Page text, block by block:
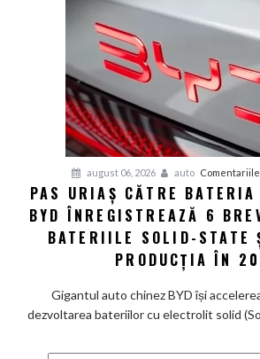
august 06, 2026 auto
PAS URIAȘ CĂTRE
BYD ÎNREGISTREAZĂ 6
BATERIILE SOLID-STATE
PRODUCȚIA ÎN
Gigantul auto chinez BYD își
dezvoltarea bateriilor cu electrolit solid